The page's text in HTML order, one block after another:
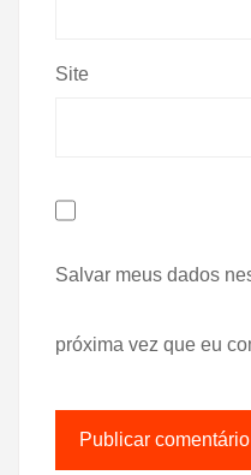
Site
Salvar meus dados
próxima vez que eu